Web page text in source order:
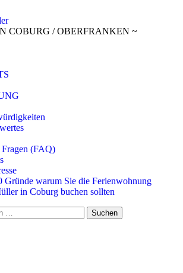
COBURG / OBERFRANKEN ~
(FAQ)
Gründe warum Sie die Ferienwohnung
in Coburg buchen sollten